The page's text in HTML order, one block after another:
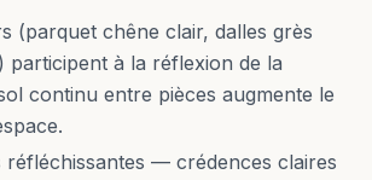
(parquet chêne clair, dalles grès
participent à la réflexion de la
continu entre pièces augmente le
réfléchissantes — crédences claires